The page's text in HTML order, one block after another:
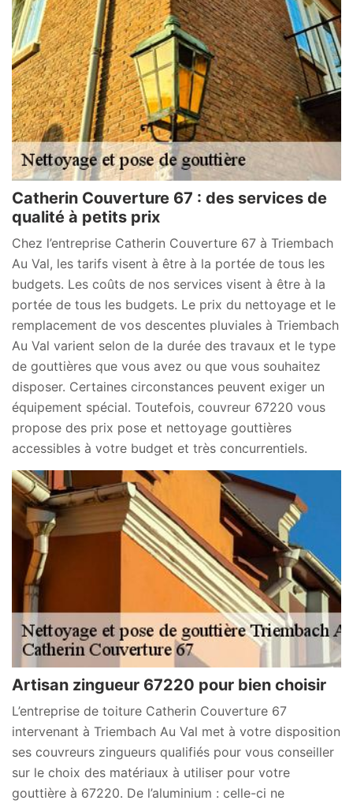
Catherin Couverture 67 : des services de
qualité à petits prix
Chez l’entreprise Catherin Couverture 67 à Triembach
Au Val, les tarifs visent à être à la portée de tous les
budgets. Les coûts de nos services visent à être à la
portée de tous les budgets. Le prix du nettoyage et le
remplacement de vos descentes pluviales à Triembach
Au Val varient selon de la durée des travaux et le type
de gouttières que vous avez ou que vous souhaitez
disposer. Certaines circonstances peuvent exiger un
équipement spécial. Toutefois, couvreur 67220 vous
propose des prix pose et nettoyage gouttières
accessibles à votre budget et très concurrentiels.
Artisan zingueur 67220 pour bien choisir
L’entreprise de toiture Catherin Couverture 67
intervenant à Triembach Au Val met à votre disposition
ses couvreurs zingueurs qualifiés pour vous conseiller
sur le choix des matériaux à utiliser pour votre
gouttière à 67220. De l’aluminium : celle-ci ne